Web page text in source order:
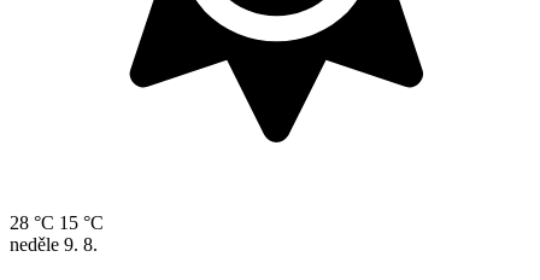
28 °C 15 °C
neděle 9. 8.